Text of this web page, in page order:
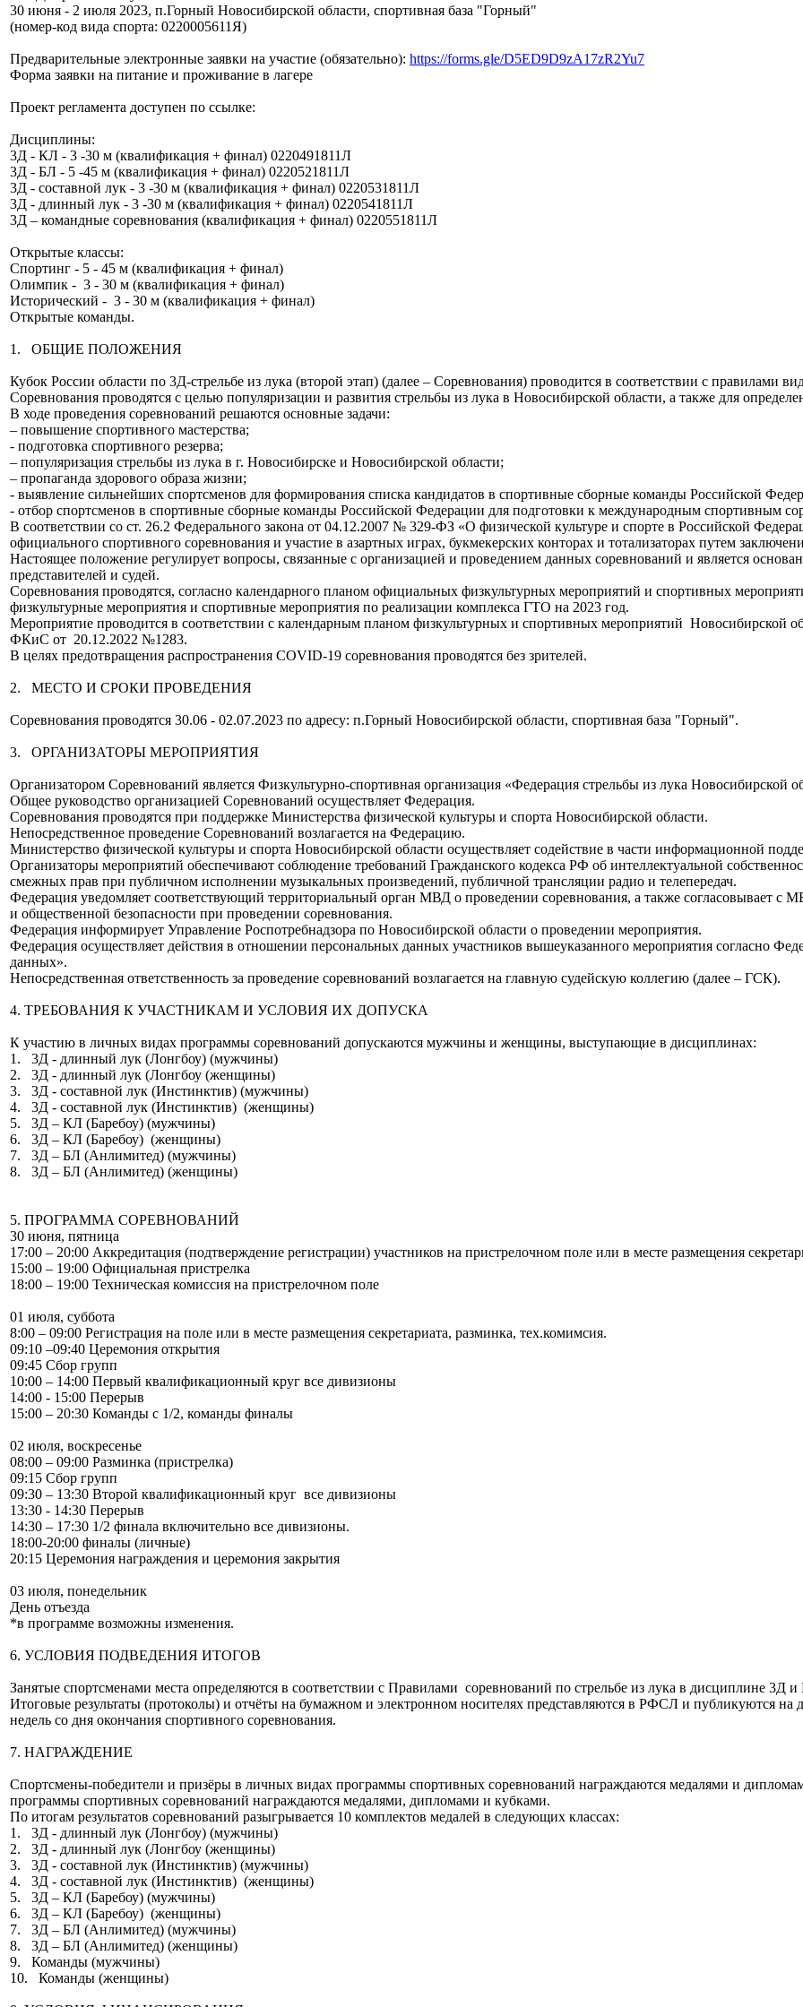
30 июня - 2 июля 2023, п.Горный Новосибирской области, спортивная база "Горный"
(номер-код вида спорта: 0220005611Я)
Предварительные электронные заявки на участие (обязательно): https://forms.gle/D5ED9D9zA17zR2Yu7
Форма заявки на питание и проживание в лагере
Проект регламента доступен по ссылке:
Дисциплины:
3Д - КЛ - 3 -30 м (квалификация + финал) 0220491811Л
3Д - БЛ - 5 -45 м (квалификация + финал) 0220521811Л
3Д - составной лук - 3 -30 м (квалификация + финал) 0220531811Л
3Д - длинный лук - 3 -30 м (квалификация + финал) 0220541811Л
3Д – командные соревнования (квалификация + финал) 0220551811Л
Открытые классы:
Спортинг - 5 - 45 м (квалификация + финал)
Олимпик - 3 - 30 м (квалификация + финал)
Исторический - 3 - 30 м (квалификация + финал)
Открытые команды.
1. ОБЩИЕ ПОЛОЖЕНИЯ
Кубок России области по 3Д-стрельбе из лука (второй этап) (далее – Соревнования) проводится в соответствии с правилами
Соревнования проводятся с целью популяризации и развития стрельбы из лука в Новосибирской области, а также для
В ходе проведения соревнований решаются основные задачи:
– повышение спортивного мастерства;
- подготовка спортивного резерва;
– популяризация стрельбы из лука в г. Новосибирске и Новосибирской области;
– пропаганда здорового образа жизни;
- выявление сильнейших спортсменов для формирования списка кандидатов в спортивные сборные команды Российской
- отбор спортсменов в спортивные сборные команды Российской Федерации для подготовки к международным спортивным
В соответствии со ст. 26.2 Федерального закона от 04.12.2007 № 329-ФЗ «О физической культуре и спорте в Российской
официального спортивного соревнования и участие в азартных играх, букмекерских конторах и тотализаторах путем
Настоящее положение регулирует вопросы, связанные с организацией и проведением данных соревнований и является
представителей и судей.
Соревнования проводятся, согласно календарного планом официальных физкультурных мероприятий и спортивных
физкультурные мероприятия и спортивные мероприятия по реализации комплекса ГТО на 2023 год.
Мероприятие проводится в соответствии с календарным планом физкультурных и спортивных мероприятий Новосибирской
ФКиС от 20.12.2022 №1283.
В целях предотвращения распространения COVID-19 соревнования проводятся без зрителей.
2. МЕСТО И СРОКИ ПРОВЕДЕНИЯ
Соревнования проводятся 30.06 - 02.07.2023 по адресу: п.Горный Новосибирской области, спортивная база "Горный".
3. ОРГАНИЗАТОРЫ МЕРОПРИЯТИЯ
Организатором Соревнований является Физкультурно-спортивная организация «Федерация стрельбы из лука Новосибирской
Общее руководство организацией Соревнований осуществляет Федерация.
Соревнования проводятся при поддержке Министерства физической культуры и спорта Новосибирской области.
Непосредственное проведение Соревнований возлагается на Федерацию.
Министерство физической культуры и спорта Новосибирской области осуществляет содействие в части информационной
Организаторы мероприятий обеспечивают соблюдение требований Гражданского кодекса РФ об интеллектуальной
смежных прав при публичном исполнении музыкальных произведений, публичной трансляции радио и телепередач.
Федерация уведомляет соответствующий территориальный орган МВД о проведении соревнования, а также согласовывает с
и общественной безопасности при проведении соревнования.
Федерация информирует Управление Роспотребнадзора по Новосибирской области о проведении мероприятия.
Федерация осуществляет действия в отношении персональных данных участников вышеуказанного мероприятия согласно
данных».
Непосредственная ответственность за проведение соревнований возлагается на главную судейскую коллегию (далее – ГСК).
4. ТРЕБОВАНИЯ К УЧАСТНИКАМ И УСЛОВИЯ ИХ ДОПУСКА
К участию в личных видах программы соревнований допускаются мужчины и женщины, выступающие в дисциплинах:
1. 3Д - длинный лук (Лонгбоу) (мужчины)
2. 3Д - длинный лук (Лонгбоу (женщины)
3. 3Д - составной лук (Инстинктив) (мужчины)
4. 3Д - составной лук (Инстинктив) (женщины)
5. 3Д – КЛ (Баребоу) (мужчины)
6. 3Д – КЛ (Баребоу) (женщины)
7. 3Д – БЛ (Анлимитед) (мужчины)
8. 3Д – БЛ (Анлимитед) (женщины)
5. ПРОГРАММА СОРЕВНОВАНИЙ
30 июня, пятница
17:00 – 20:00 Аккредитация (подтверждение регистрации) участников на пристрелочном поле или в месте размещения
15:00 – 19:00 Официальная пристрелка
18:00 – 19:00 Техническая комиссия на пристрелочном поле
01 июля, суббота
8:00 – 09:00 Регистрация на поле или в месте размещения секретариата, разминка, тех.комимсия.
09:10 –09:40 Церемония открытия
09:45 Сбор групп
10:00 – 14:00 Первый квалификационный круг все дивизионы
14:00 - 15:00 Перерыв
15:00 – 20:30 Команды c 1/2, команды финалы
02 июля, воскресенье
08:00 – 09:00 Разминка (пристрелка)
09:15 Сбор групп
09:30 – 13:30 Второй квалификационный круг все дивизионы
13:30 - 14:30 Перерыв
14:30 – 17:30 1/2 финала включительно все дивизионы.
18:00-20:00 финалы (личные)
20:15 Церемония награждения и церемония закрытия
03 июля, понедельник
День отъезда
*в программе возможны изменения.
6. УСЛОВИЯ ПОДВЕДЕНИЯ ИТОГОВ
Занятые спортсменами места определяются в соответствии с Правилами соревнований по стрельбе из лука в дисциплине 3Д
Итоговые результаты (протоколы) и отчёты на бумажном и электронном носителях представляются в РФСЛ и публикуются на
недель со дня окончания спортивного соревнования.
7. НАГРАЖДЕНИЕ
Спортсмены-победители и призёры в личных видах программы спортивных соревнований награждаются медалями и
программы спортивных соревнований награждаются медалями, дипломами и кубками.
По итогам результатов соревнований разыгрывается 10 комплектов медалей в следующих классах:
1. 3Д - длинный лук (Лонгбоу) (мужчины)
2. 3Д - длинный лук (Лонгбоу (женщины)
3. 3Д - составной лук (Инстинктив) (мужчины)
4. 3Д - составной лук (Инстинктив) (женщины)
5. 3Д – КЛ (Баребоу) (мужчины)
6. 3Д – КЛ (Баребоу) (женщины)
7. 3Д – БЛ (Анлимитед) (мужчины)
8. 3Д – БЛ (Анлимитед) (женщины)
9. Команды (мужчины)
10. Команды (женщины)